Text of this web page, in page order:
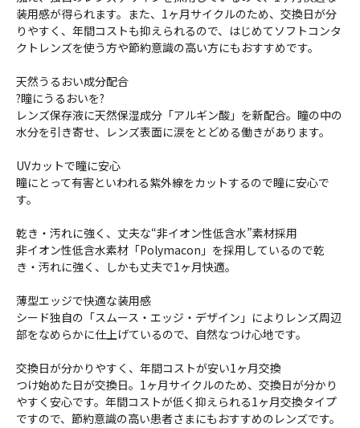
装用感が得られます。また、1ヶ月サイクルのため、交換日が分
りやすく、年間コストも抑えられるので、はじめてソフトコンタ
クトレンズを使う方や節約意識の高い方にもおすすめです。
天然うるおい成分配合
?瞳にうるおいを?
レンズ保存液に天然保湿成分「アルギン酸」を新配合。瞳の中の
水分を引き寄せ、レンズ表面に涙をとどめる働きがあります。
UVカットで瞳に安心
瞳にとって有害といわれる紫外線をカットするので瞳に安心で
す。
乾き・汚れに強く、丈夫な“非イオン性低含水”素材採用
非イオン性低含水素材「Polymacon」を採用しているので乾
き・汚れに強く、しかも丈夫で1ヶ月快適。
薄型エッジで快適な装用感
シード独自の「スムース・エッジ・デザイン」によりレンズ周辺
部をなめらかに仕上げているので、自然なつけ心地です。
交換日が分かりやすく、年間コストが安い1ヶ月交換
つけ始めた日が交換日。1ヶ月サイクルのため、交換日が分かり
やすく安心です。年間コストが低く抑えられる1ヶ月交換タイプ
ですので、節約意識の高い患者さまにもおすすめのレンズです。